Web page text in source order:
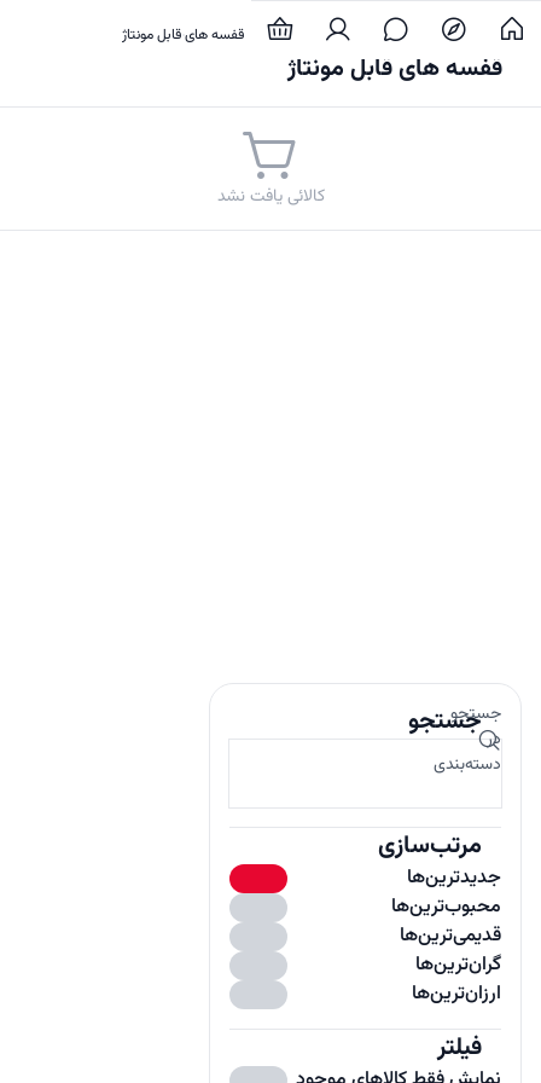
خانه و آشپزخانه نظم دهنده ها قفسه های قابل مونتاژ
قفسه های قابل مونتاژ
کالائی یافت نشد
جستجو
جستجو
در
دسته‌بندی
مرتب‌سازی
جدیدترین‌ها
محبوب‌ترین‌ها
قدیمی‌ترین‌ها
گران‌ترین‌ها
ارزان‌ترین‌ها
فیلتر